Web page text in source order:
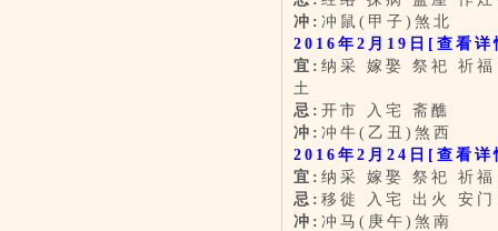
冲: 冲鼠(甲子)煞北
2016年2月19日 [查看
宜: 纳采 嫁娶 祭祀 祈
土
忌: 开市 入宅 斋醮
冲: 冲牛(乙丑)煞西
2016年2月24日 [查看
宜: 纳采 嫁娶 祭祀 祈
忌: 移徙 入宅 出火 安
冲: 冲马(庚午)煞南